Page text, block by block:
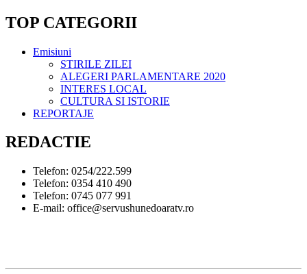
TOP CATEGORII
Emisiuni
STIRILE ZILEI
ALEGERI PARLAMENTARE 2020
INTERES LOCAL
CULTURA SI ISTORIE
REPORTAJE
REDACTIE
Telefon: 0254/222.599
Telefon: 0354 410 490
Telefon: 0745 077 991
E-mail: office@servushunedoaratv.ro